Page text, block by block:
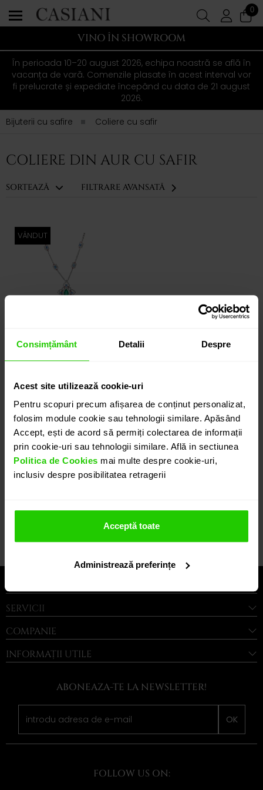
Consimțământ Detalii Despre
Acest site utilizează cookie-uri
Pentru scopuri precum afișarea de conținut personalizat,
folosim module cookie sau tehnologii similare. Apăsând
Accept, ești de acord să permiți colectarea de informații
prin cookie-uri sau tehnologii similare. Află in sectiunea
Politica de Cookies mai multe despre cookie-uri,
inclusiv despre posibilitatea retragerii
Acceptă toate
Administrează preferințe
0
VINO ÎN SHOWROOM
În perioada 10–20 august 2026, echipa noastră se află în
vacanța de vară. Comenzile plasate în acest interval vor
fi prelucrate și expediate începând cu data de 21 august
2026.
Bijuterii cu safire
Coliere cu safir
COLIERE DIN AUR CU SAFIR
SORTEAZĂ FILTRARE AVANSATĂ
VÂNDUT
COLIER GALA
aur 18k / smarald/
rubin / safir /
diamante
VÂNDUT
SERVICII
COMPANIE
INFORMAȚII UTILE
ABONEAZA-TE LA NEWSLETTER!
OK
FOLLOW US ON: